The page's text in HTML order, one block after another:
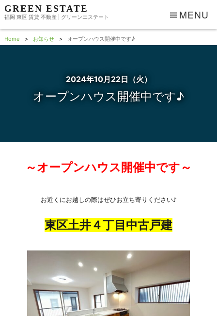
GREEN ESTATE
福岡 東区 賃貸 不動産 | グリーンエステート MENU
Home お知らせ オープンハウス開催中です♪
2024年10月22日（火）
オープンハウス開催中です♪
～オープンハウス開催中です～
お近くにお越しの際はぜひお立ち寄りください♪
東区土井４丁目中古戸建